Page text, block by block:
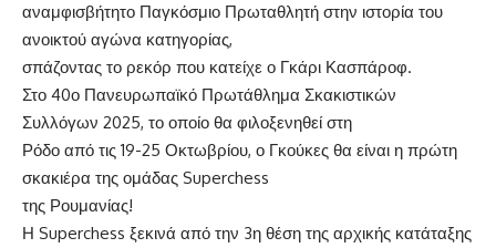
αναμφισβήτητο Παγκόσμιο Πρωταθλητή στην ιστορία του
ανοικτού αγώνα κατηγορίας,
σπάζοντας το ρεκόρ που κατείχε ο Γκάρι Κασπάροφ.
Στο 40ο Πανευρωπαϊκό Πρωτάθλημα Σκακιστικών
Συλλόγων 2025, το οποίο θα φιλοξενηθεί στη
Ρόδο από τις 19-25 Οκτωβρίου, ο Γκούκες θα είναι η πρώτη
σκακιέρα της ομάδας Superchess
της Ρουμανίας!
Η Superchess ξεκινά από την 3η θέση της αρχικής κατάταξης